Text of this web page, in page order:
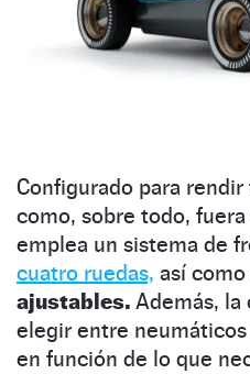
Configurado para
como, sobre todo,
emplea un sistema de
cuatro ruedas, así como
ajustables. Además,
elegir entre
en función de lo que